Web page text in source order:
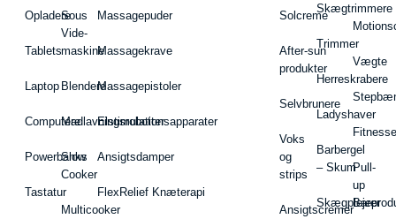
Opladere
Tablets
Laptop
Computere
Powerbanks
Tastatur
Sous
Vide-
maskine
Blendere
Madlavningsrobotter
Slow
Cooker
Multicooker
Massagepuder
Massagekrave
Massagepistoler
Elstimulationsapparater
Ansigtsdamper
FlexRelief Knæterapi
Solcreme
After-sun
produkter
Selvbrunere
Voks
og
strips
Ansigtscremer
Skægtrimmere
Trimmer
Herreskrabere
Ladyshaver
Barbergel
– Skum
Vægte
Pull-
up
Barer